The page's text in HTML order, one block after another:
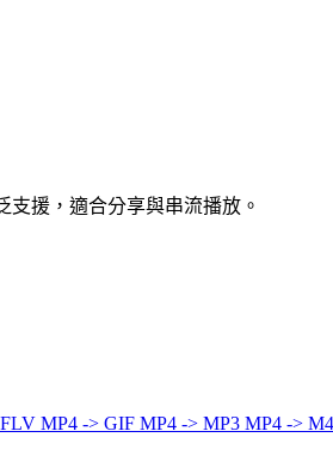
援，適合分享與串流播放。
MP4 -> GIF MP4 -> MP3 MP4 ->